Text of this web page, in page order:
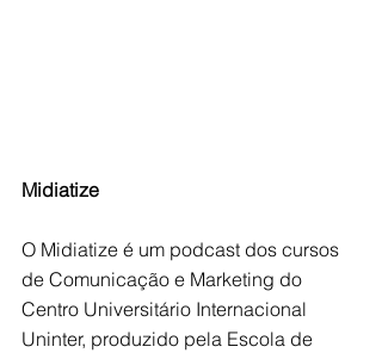
Midiatize
O Midiatize é um podcast dos cursos
de Comunicação e Marketing do
Centro Universitário Internacional
Uninter, produzido pela Escola de